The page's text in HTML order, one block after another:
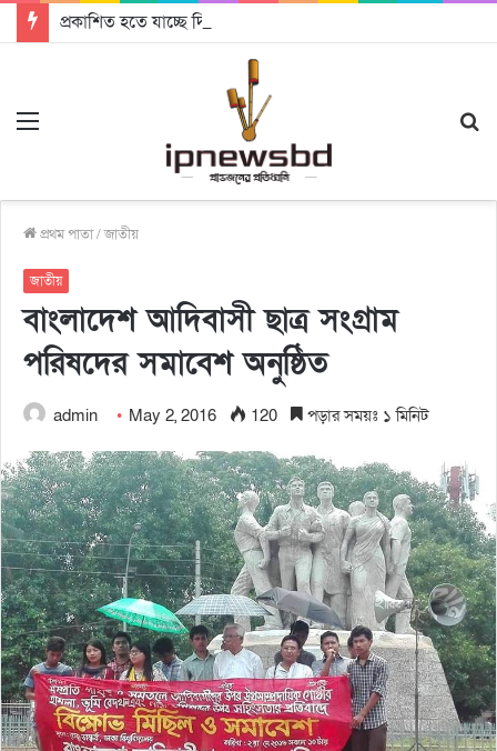
প্রকাশিত হতে যাচ্ছে দি রাবুগার নতুন গান ‘Baljanggi’
প্রথম পাতা/জাতীয়
জাতীয়
বাংলাদেশ আদিবাসী ছাত্র সংগ্রাম
পরিষদের সমাবেশ অনুষ্ঠিত
admin May 2, 2016 120 পড়ার সময়ঃ ১ মিনিট